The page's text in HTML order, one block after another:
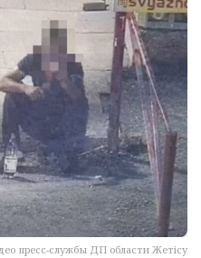
пресс-службы ДП области Жетісу